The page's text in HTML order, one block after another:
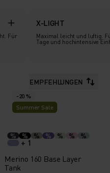
Für
X-LIGHT
Maximal leicht und luftig.
Tage und hochintensive
EMPFEHLUNGEN
-20 %
Summer Sale
% % % % % % %
+ 1
Merino 160 Base Layer
Tank